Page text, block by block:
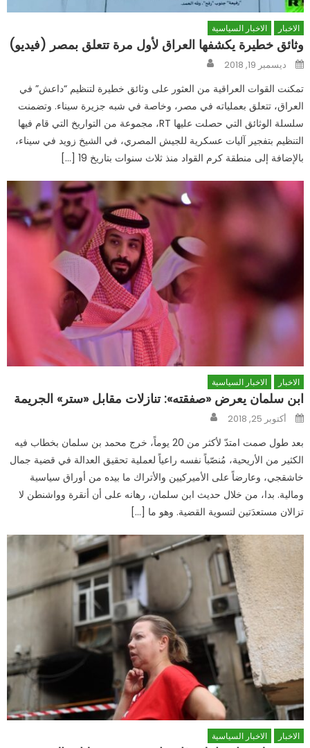
الاخبار الاخبار السياسية
وثائق خطيرة يكشفها العراق لأول مرة تتعلق بمصر (فيديو)
Posted
onديسمبر 19, 2018
تمكنت القوات العراقية من العثور على وثائق خطيرة لتنظيم “داعش” في
العراق، تتعلق بعملياته في مصر، وخاصة في شبه جزيرة سيناء. وتضمنت
سلسلة الوثائق التي حصلت عليها RT، مجموعة من التواريخ التي قام فيها
التنظيم بتفجير آليات عسكرية للجيش المصري، في الشيخ زويد في سيناء،
بالإضافة إلى منطقة كرم القواد منذ ثلاث سنوات بتاريخ 19 […]
الاخبار الاخبار السياسية
ابن سلمان يعرض «صفقته»: تنازلات مقابل «ستر» الجريمة
Posted
onأكتوبر 25, 2018
بعد طول صمت امتدّ لأكثر من 20 يوماً، خرج محمد بن سلمان بخطاب فيه
الكثير من الأريحية، مُنصّباً نفسه راعياً لعملية تحقيق العدالة في قضية جمال
خاشقجي، وعارضاً على الأميركيين والأتراك ما بيده من أوراق سياسية
ومالية. بدا، من خلال حديث ابن سلمان، رهانه على أن أنقرة وواشنطن لا
تزالان مستعدَتين لتسوية القضية. وهو ما […]
الاخبار الاخبار السياسية